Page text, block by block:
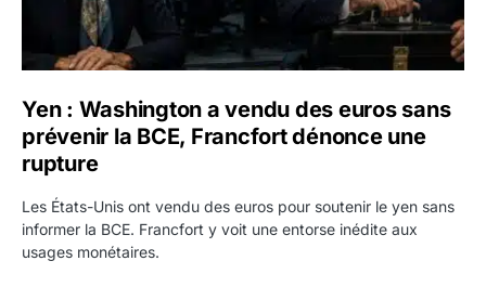
Yen : Washington a vendu des euros sans
prévenir la BCE, Francfort dénonce une
rupture
Les États-Unis ont vendu des euros pour soutenir le yen sans
informer la BCE. Francfort y voit une entorse inédite aux
usages monétaires.